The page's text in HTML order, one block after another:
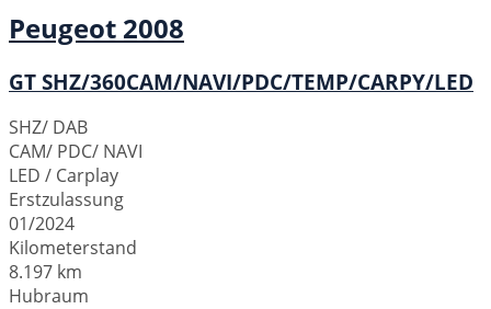
Peugeot 2008
GT SHZ/360CAM/NAVI/PDC/TEMP/CARPY/LED
SHZ/ DAB
CAM/ PDC/ NAVI
LED / Carplay
Erstzulassung
01/2024
Kilometerstand
8.197 km
Hubraum